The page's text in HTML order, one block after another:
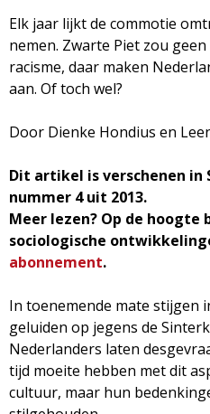
i
o
g
i
M
a
d
m
e
n
Elk jaar lijkt de commotie
nemen. Zwarte Piet zou
racisme, daar maken
aan. Of toch wel?
Door Dienke Hondius en
Dit artikel is verschenen in
nummer 4 uit 2013.
Meer lezen? Op de
sociologische
abonnement.
In toenemende mate stijgen
geluiden op jegens de
Nederlanders laten
tijd moeite hebben met dit
cultuur, maar hun